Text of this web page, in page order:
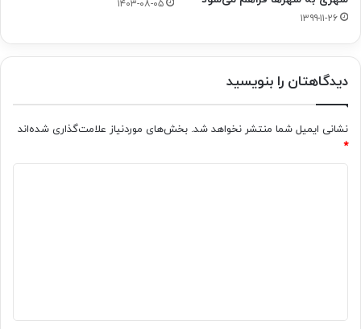
۱۳۹۹-۱۱-۲۶
۱۴۰۳-۰۸-۰۵
دیدگاهتان را بنویسید
نشانی ایمیل شما منتشر نخواهد شد. بخش‌های موردنیاز علامت‌گذاری شده‌اند
*
*